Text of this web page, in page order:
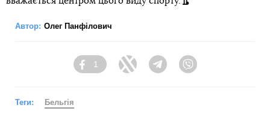
Автор: Олег Панфілович
Facebook
1
Twitter TelegramViber
Теги: Бельгія